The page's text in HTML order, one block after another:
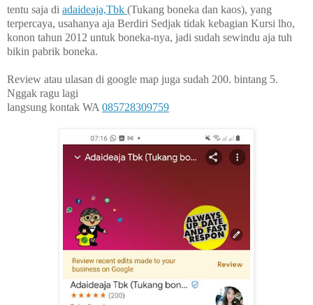
tentu saja di adaideaja,Tbk (Tukang boneka dan kaos), yang
terpercaya, usahanya aja Berdiri Sedjak tidak kebagian Kursi lho,
konon tahun 2012 untuk boneka-nya, jadi sudah sewindu aja tuh
bikin pabrik boneka.
Review atau ulasan di google map juga sudah 200. bintang 5.
Nggak ragu lagi
langsung kontak WA085728309759